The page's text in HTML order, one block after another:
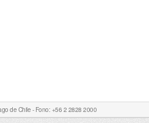
de Chile - Fono: +56 2 2828 2000